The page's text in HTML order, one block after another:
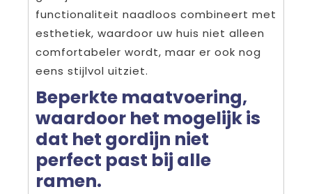
functionaliteit naadloos combineert met
esthetiek, waardoor uw huis niet alleen
comfortabeler wordt, maar er ook nog
eens stijlvol uitziet.
Beperkte maatvoering,
waardoor het mogelijk is
dat het gordijn niet
perfect past bij alle
ramen.